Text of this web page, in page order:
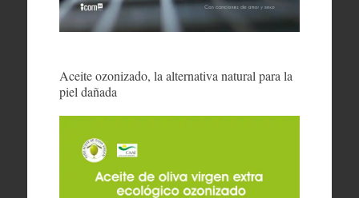
Aceite ozonizado, la alternativa natural para la
piel dañada